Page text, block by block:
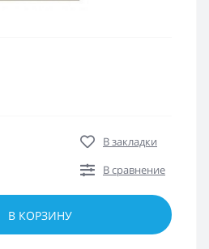
В закладки
В сравнение
В КОРЗИНУ